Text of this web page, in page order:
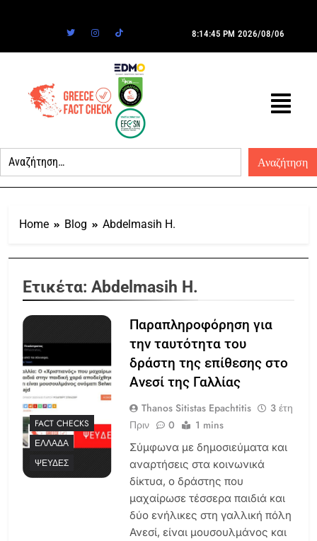
8:14:45 PM 2026/08/06
Home Blog Abdelmasih H.
Ετικέτα: Abdelmasih H.
FACT CHECKS
ΕΛΛΆΔΑ
ΨΕΥΔΈΣ
Παραπληροφόρηση για
την ταυτότητα του
δράστη της επίθεσης στο
Ανεσί της Γαλλίας
Thanos Sitistas Epachtitis
3 έτη
Πριν
0 1 mins
Σύμφωνα με δημοσιεύματα και
αναρτήσεις στα κοινωνικά
δίκτυα, ο δράστης που
μαχαίρωσε τέσσερα παιδιά και
δύο ενήλικες στη γαλλική πόλη
Ανεσί, είναι μουσουλμάνος και